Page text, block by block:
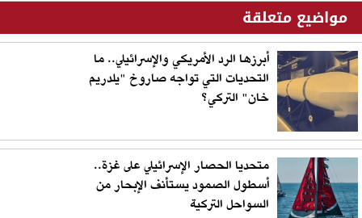
مواضيع متعلقة
أبرزها الرد الأمريكي والإسرائيلي.. ما
التحديات التي تواجه صاروخ "يلدريم
خان" التركي؟
متحديا الحصار الإسرائيلي على غزة..
أسطول الصمود يستأنف الإبحار من
السواحل التركية